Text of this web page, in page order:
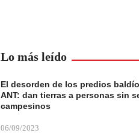
Lo más leído
El desorden de los predios
ANT: dan tierras a personas sin
campesinos
06/09/2023